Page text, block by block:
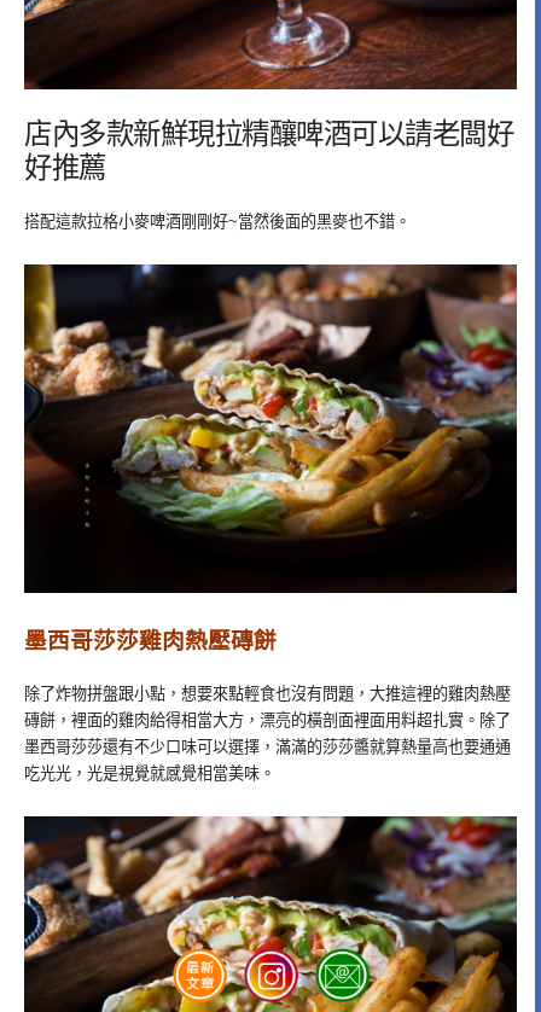
店內多款新鮮現拉精釀啤酒可以請老闆好
好推薦
搭配這款拉格小麥啤酒剛剛好~當然後面的黑麥也不錯。
墨西哥莎莎雞肉熱壓磚餅
除了炸物拼盤跟小點，想要來點輕食也沒有問題，大推這裡的雞肉熱壓
磚餅，裡面的雞肉給得相當大方，漂亮的橫剖面裡面用料超扎實。除了
墨西哥莎莎還有不少口味可以選擇，滿滿的莎莎醬就算熱量高也要通通
吃光光，光是視覺就感覺相當美味。